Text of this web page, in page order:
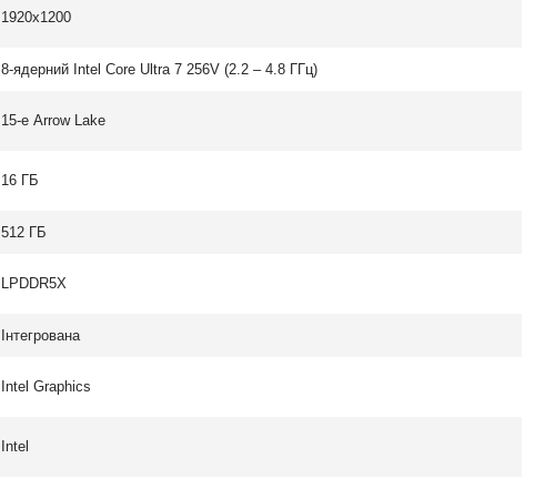
1920x1200
8-ядерний Intel Core Ultra 7 256V (2.2 – 4.8 ГГц)
15-е Arrow Lake
16 ГБ
512 ГБ
LPDDR5X
Інтегрована
Intel Graphics
Intel